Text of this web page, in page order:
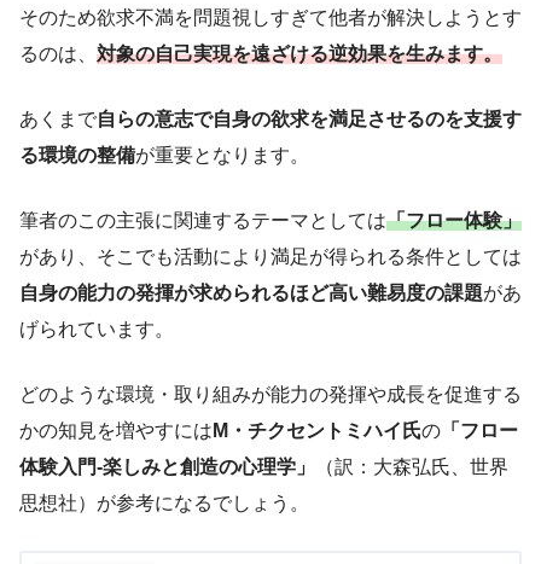
そのため欲求不満を問題視しすぎて他者が解決しようとす
るのは、 対象の自己実現を遠ざける逆効果を生みます。
あくまで自らの意志で自身の欲求を満足させるのを支援す
る環境の整備が重要となります。
筆者のこの主張に関連するテーマとしては「フロー体験」
があり、そこでも活動により満足が得られる条件としては
自身の能力の発揮が求められるほど高い難易度の課題があ
げられています。
どのような環境・取り組みが能力の発揮や成長を促進する
かの知見を増やすには M・チクセントミハイ氏の 「フロー
体験入門-楽しみと創造の心理学」
（訳：大森弘氏、世界
思想社）が参考になるでしょう。